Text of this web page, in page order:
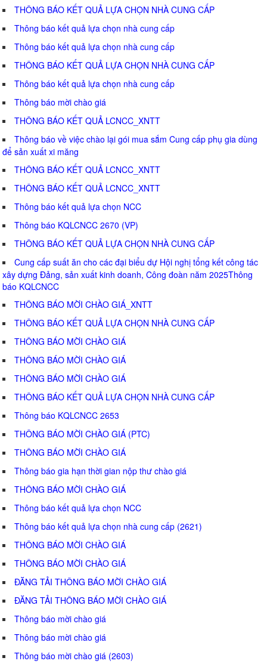
THÔNG BÁO KẾT QUẢ LỰA CHỌN NHÀ CUNG CẤP
Thông báo kết quả lựa chọn nhà cung cấp
Thông báo kết quả lựa chọn nhà cung cấp
THÔNG BÁO KẾT QUẢ LỰA CHỌN NHÀ CUNG CẤP
Thông báo kết quả lựa chọn nhà cung cấp
Thông báo mời chào giá
THÔNG BÁO KẾT QUẢ LCNCC_XNTT
Thông báo về việc chào lại gói mua sắm Cung cấp phụ gia dùng
để sản xuất xi măng
THÔNG BÁO KẾT QUẢ LCNCC_XNTT
THÔNG BÁO KẾT QUẢ LCNCC_XNTT
Thông báo kết quả lựa chọn NCC
Thông báo KQLCNCC 2670 (VP)
THÔNG BÁO KẾT QUẢ LỰA CHỌN NHÀ CUNG CẤP
Cung cấp suất ăn cho các đại biểu dự Hội nghị tổng kết công tác
xây dựng Đảng, sản xuất kinh doanh, Công đoàn năm 2025Thông
báo KQLCNCC
THÔNG BÁO MỜI CHÀO GIÁ_XNTT
THÔNG BÁO KẾT QUẢ LỰA CHỌN NHÀ CUNG CẤP
THÔNG BÁO MỜI CHÀO GIÁ
THÔNG BÁO MỜI CHÀO GIÁ
THÔNG BÁO MỜI CHÀO GIÁ
THÔNG BÁO KẾT QUẢ LỰA CHỌN NHÀ CUNG CẤP
Thông báo KQLCNCC 2653
THÔNG BÁO MỜI CHÀO GIÁ (PTC)
THÔNG BÁO MỜI CHÀO GIÁ
Thông báo gia hạn thời gian nộp thư chào giá
THÔNG BÁO MỜI CHÀO GIÁ
Thông báo kết quả lựa chọn NCC
Thông báo kết quả lựa chọn nhà cung cấp (2621)
THÔNG BÁO MỜI CHÀO GIÁ
THÔNG BÁO MỜI CHÀO GIÁ
ĐĂNG TẢI THÔNG BÁO MỜI CHÀO GIÁ
ĐĂNG TẢI THÔNG BÁO MỜI CHÀO GIÁ
Thông báo mời chào giá
Thông báo mời chào giá
Thông báo mời chào giá (2603)